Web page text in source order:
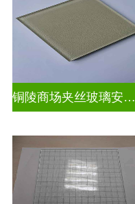
铜陵商场夹丝玻璃安装电话